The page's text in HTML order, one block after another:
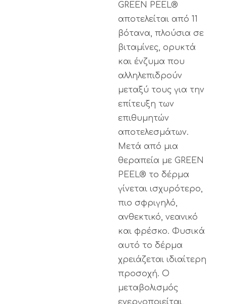
GREEN PEEL®
αποτελείται από 11
βότανα, πλούσια σε
βιταμίνες, ορυκτά
και ένζυμα που
αλληλεπιδρούν
μεταξύ τους για την
επίτευξη των
επιθυμητών
αποτελεσμάτων.
Μετά από μια
θεραπεία με GREEN
PEEL® το δέρμα
γίνεται ισχυρότερο,
πιο σφριγηλό,
ανθεκτικό, νεανικό
και φρέσκο. Φυσικά
αυτό το δέρμα
χρειάζεται ιδιαίτερη
προσοχή. Ο
μεταβολισμός
ενεργοποιείται,